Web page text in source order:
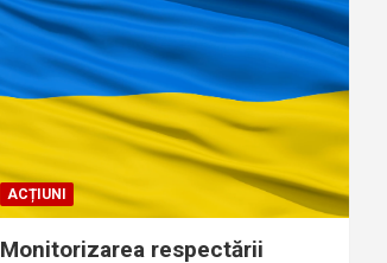
ACȚIUNI
Monitorizarea respectării